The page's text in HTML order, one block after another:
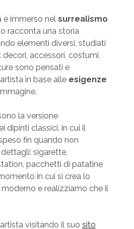
è immerso nel surrealismo
racconta una storia
elementi diversi, studiati
accessori, costumi,
sono pensati e
in base alle esigenze
la versione
dipinti classici, in cui il
fin quando non
sigarette,
pacchetti di patatine
in cui si crea lo
e realizziamo che il
visitando il suo sito